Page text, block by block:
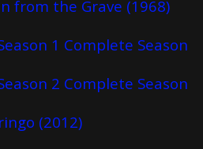
from the Grave (1968)
1 Complete Season
2 Complete Season
(2012)